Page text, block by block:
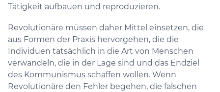
Tätigkeit aufbauen und reproduzieren.
Revolutionäre müssen daher Mittel einsetzen, die
aus Formen der Praxis hervorgehen, die die
Individuen tatsächlich in die Art von Menschen
verwandeln, die in der Lage sind und das Endziel
des Kommunismus schaffen wollen. Wenn
Revolutionäre den Fehler begehen, die falschen